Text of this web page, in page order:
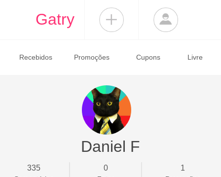
Gatry
Recebidos Promoções Cupons Livre
Daniel F
335 0 1